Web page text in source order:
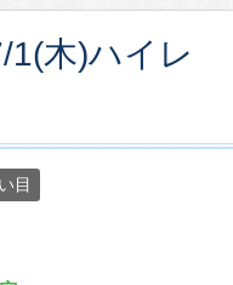
1(木)ハイレ
目